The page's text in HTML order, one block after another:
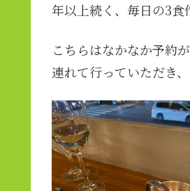
年以上続く、毎日の3食
こちらはなかなか予約
連れて行っていただき